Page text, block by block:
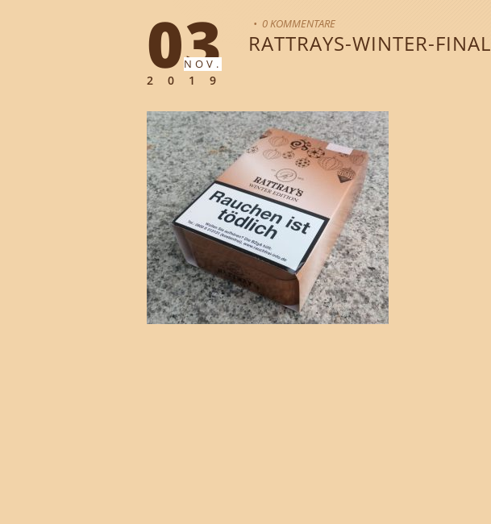
03
NOV.
2019
• 0 KOMMENTARE
RATTRAYS-WINTER-FINAL